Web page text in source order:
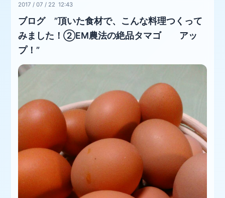
2017 /07 / 22 12:43
ブログ ”頂いた食材で、こんな料理つくって
みました！②EM農法の絶品タマゴ アッ
プ！”